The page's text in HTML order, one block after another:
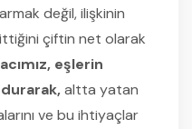
değil, ilişkinin
çiftin net olarak
eşlerin
altta yatan
ve bu ihtiyaçlar